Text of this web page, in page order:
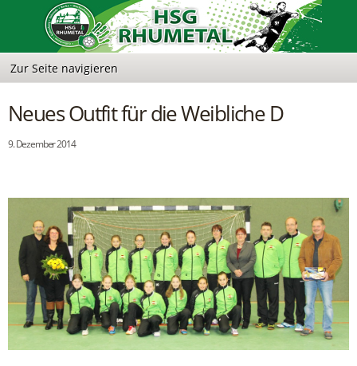
Neues Outfit für die Weibliche D
9. Dezember 2014